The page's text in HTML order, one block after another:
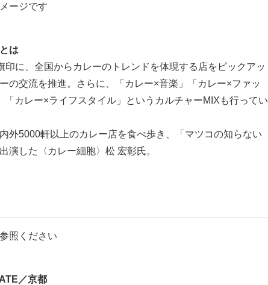
ージです
は
印に、全国からカレーのトレンドを体現する店をピックアッ
の交流を推進。さらに、「カレー×音楽」「カレー×ファッ
「カレー×ライフスタイル」というカルチャーMIXも行ってい
外5000軒以上のカレー店を食べ歩き、「マツコの知らない
演した〈カレー細胞〉松 宏彰氏。
照ください
／京都